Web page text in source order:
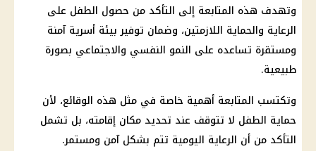
وتهدف هذه المتابعة إلى التأكد من حصول الطفل على
الرعاية والحماية اللازمتين، وضمان توفير بيئة أسرية آمنة
ومستقرة تساعده على النمو النفسي والاجتماعي بصورة
طبيعية.
وتكتسب المتابعة أهمية خاصة في مثل هذه الوقائع، لأن
حماية الطفل لا تتوقف عند تحديد مكان إقامته، بل تشمل
التأكد من أن الرعاية اليومية تتم بشكل آمن ومستمر.